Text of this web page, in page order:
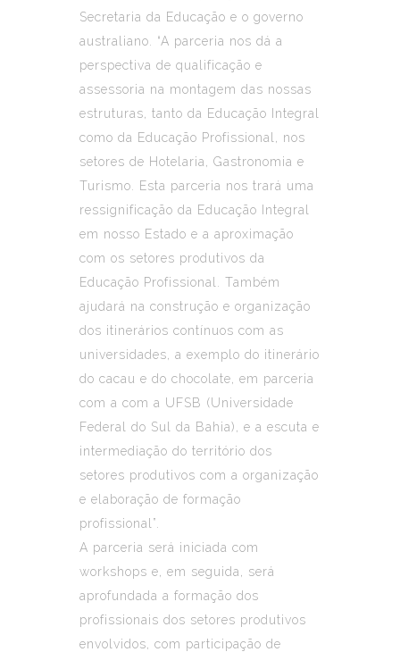
Secretaria da Educação e o governo
australiano. “A parceria nos dá a
perspectiva de qualificação e
assessoria na montagem das nossas
estruturas, tanto da Educação Integral
como da Educação Profissional, nos
setores de Hotelaria, Gastronomia e
Turismo. Esta parceria nos trará uma
ressignificação da Educação Integral
em nosso Estado e a aproximação
com os setores produtivos da
Educação Profissional. Também
ajudará na construção e organização
dos itinerários contínuos com as
universidades, a exemplo do itinerário
do cacau e do chocolate, em parceria
com a com a UFSB (Universidade
Federal do Sul da Bahia), e a escuta e
intermediação do território dos
setores produtivos com a organização
e elaboração de formação
profissional”.
A parceria será iniciada com
workshops e, em seguida, será
aprofundada a formação dos
profissionais dos setores produtivos
envolvidos, com participação de